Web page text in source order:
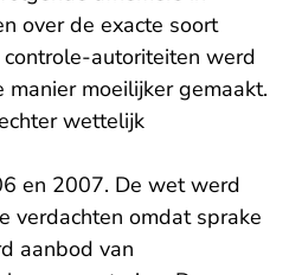
over de exacte soort
autoriteiten werd
moeilijker gemaakt.
wettelijk
en 2007. De wet werd
verdachten omdat sprake
aanbod van